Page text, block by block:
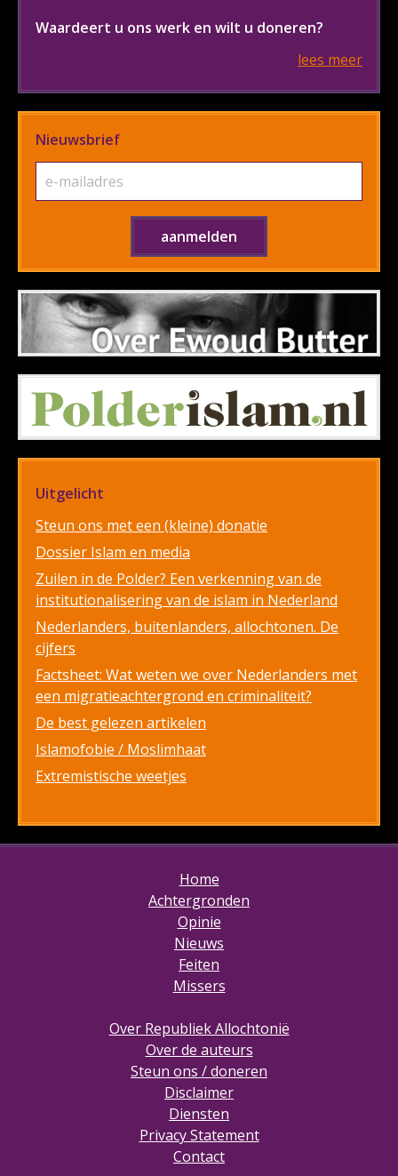
Waardeert u ons werk en wilt u doneren?
lees meer
Nieuwsbrief
Uitgelicht
Steun ons met een (kleine) donatie
Dossier Islam en media
Zuilen in de Polder? Een verkenning van de
institutionalisering van de islam in Nederland
Nederlanders, buitenlanders, allochtonen. De
cijfers
Factsheet: Wat weten we over Nederlanders met
een migratieachtergrond en criminaliteit?
De best gelezen artikelen
Islamofobie / Moslimhaat
Extremistische weetjes
Home
Achtergronden
Opinie
Nieuws
Feiten
Missers
Over Republiek Allochtonië
Over de auteurs
Steun ons / doneren
Disclaimer
Diensten
Privacy Statement
Contact